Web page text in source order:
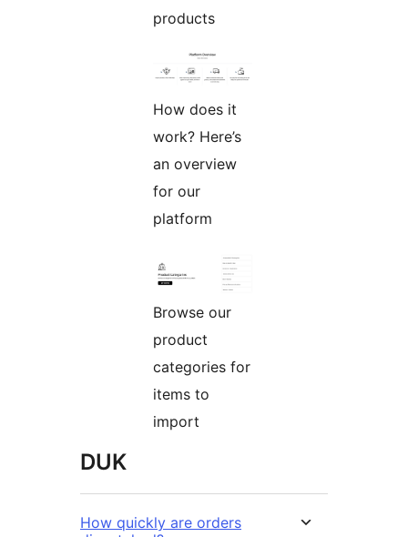
products
How does it
work? Here’s
an overview
for our
platform
Browse our
product
categories for
items to
import
DUK
How quickly are orders